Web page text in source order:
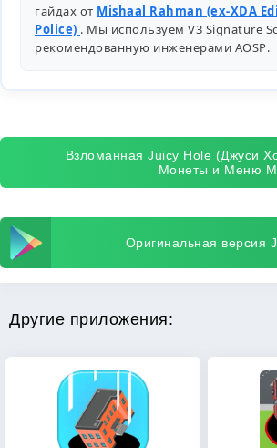
гайдах от Mishaal Rahman (ex-XDA
Police) . Мы используем V3 Signature
рекомендованную инженерами AOSP.
Взломанная Juicy Hole (Джуси
Монеты и Меню
Оригинальная версия
Другие приложения: